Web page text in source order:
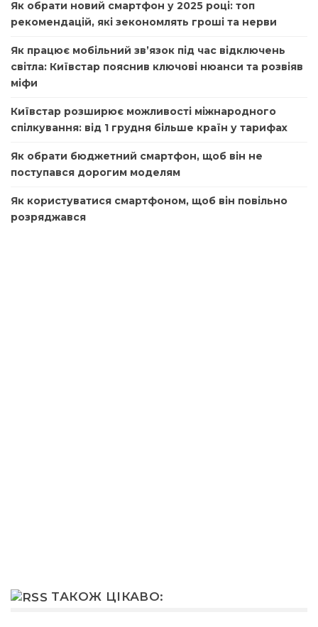
Як обрати новий смартфон у 2025 році: топ
рекомендацій, які зекономлять гроші та нерви
Як працює мобільний зв’язок під час відключень
світла: Київстар пояснив ключові нюанси та розвіяв
міфи
Київстар розширює можливості міжнародного
спілкування: від 1 грудня більше країн у тарифах
Як обрати бюджетний смартфон, щоб він не
поступався дорогим моделям
Як користуватися смартфоном, щоб він повільно
розряджався
ТАКОЖ ЦІКАВО: